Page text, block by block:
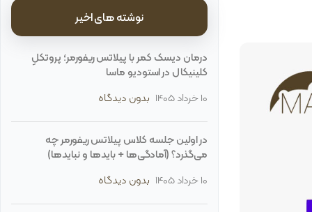
نوشته های اخیر
درمان دیسک کمر با پیلاتس ریفورمر؛ پروتکلِ
کلینیکال در استودیو ماسا
10 خرداد 1405
بدون دیدگاه
در اولین جلسه کلاس پیلاتس ریفورمر چه
می‌گذرد؟ (آمادگی‌ها + بایدها و نبایدها)
10 خرداد 1405
بدون دیدگاه